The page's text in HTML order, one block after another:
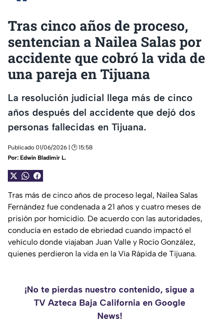
Tras cinco años de proceso,
sentencian a Nailea Salas por
accidente que cobró la vida de
una pareja en Tijuana
La resolución judicial llega más de cinco
años después del accidente que dejó dos
personas fallecidas en Tijuana.
Publicado 01/06/2026 | 🕑 15:58
Por: Edwin Bladimir L.
Tras más de cinco años de proceso legal, Nailea Salas
Fernández fue condenada a 21 años y cuatro meses de
prisión por homicidio. De acuerdo con las autoridades,
conducía en estado de ebriedad cuando impactó el
vehículo donde viajaban Juan Valle y Rocío González,
quienes perdieron la vida en la Vía Rápida de Tijuana.
¡No te pierdas nuestro contenido, sigue a
TV Azteca Baja California en Google
News!